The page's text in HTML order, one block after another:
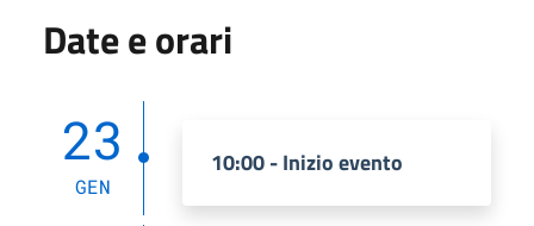
Date e orari
23
GEN
10:00 - Inizio evento